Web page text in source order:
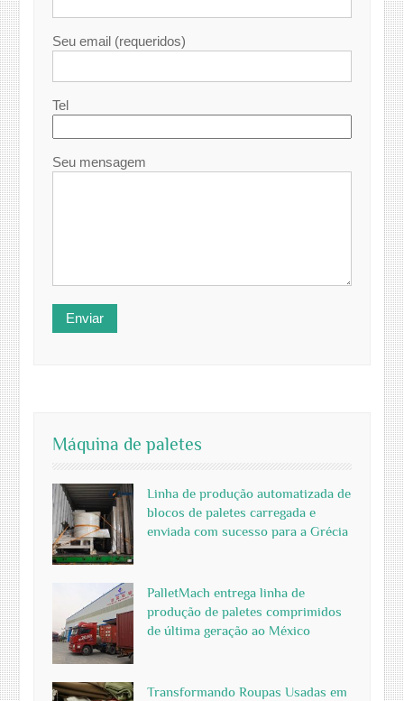
Seu email (requeridos)
Tel
Seu mensagem
Máquina de paletes
Linha de produção automatizada de
blocos de paletes carregada e
enviada com sucesso para a Grécia
PalletMach entrega linha de
produção de paletes comprimidos
de última geração ao México
Transformando Roupas Usadas em